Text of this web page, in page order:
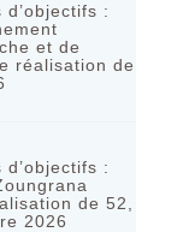
:
et de
réalisation de
:
de 52,
2026